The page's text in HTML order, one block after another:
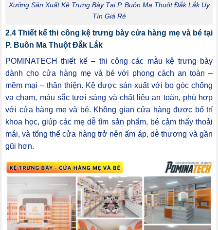
Xưởng Sản Xuất Kệ Trưng Bày Tại P. Buôn Ma Thuột Đắk Lắk Uy
Tín Giá Rẻ
2.4 Thiết kế thi công kệ trưng bày cửa hàng mẹ và bé tại
P. Buôn Ma Thuột Đắk Lắk
POMINATECH thiết kế – thi công các mẫu kệ trưng bày
dành cho cửa hàng mẹ và bé với phong cách an toàn –
mềm mại – thân thiện. Kệ được sản xuất với bo góc chống
va chạm, màu sắc tươi sáng và chất liệu an toàn, phù hợp
với cửa hàng mẹ và bé. Không gian cửa hàng được bố trí
khoa học, giúp các mẹ dễ tìm sản phẩm, bé cảm thấy thoải
mái, và tổng thể cửa hàng trở nên ấm áp, dễ thương và gần
gũi hơn.